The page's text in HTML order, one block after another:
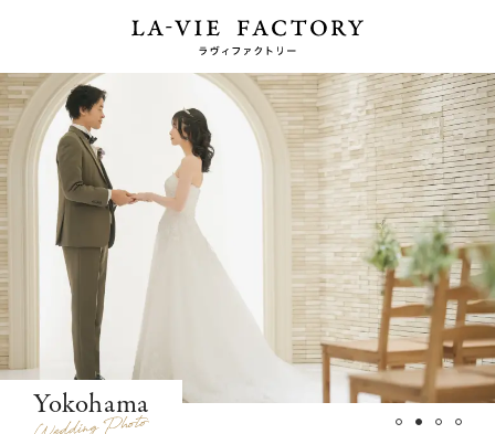
Yokohama